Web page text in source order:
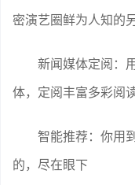
密演艺圈鲜为人知的
新闻媒体定阅：
体，定阅丰富多彩阅
智能推荐：你用
的，尽在眼下